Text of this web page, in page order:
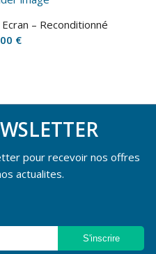
– Reconditionné
€
pour recevoir nos offres
actualites.